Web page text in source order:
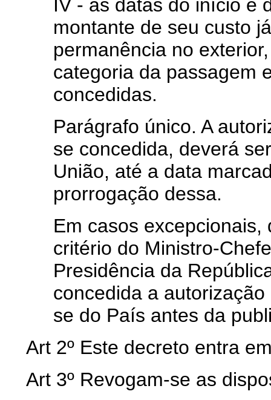
IV - as datas do início e
montante de seu custo
permanência no
categoria da passagem
concedidas.
Parágrafo único. A
se concedida, deverá
União, até a data
prorrogação dessa.
Em casos
critério do Ministro-
Presidência da
concedida a
se do País antes da
Art 2º Este decreto entra
Art 3º Revogam-se as